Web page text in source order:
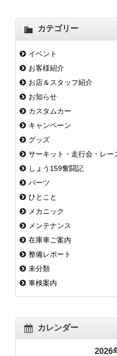
カテゴリー
イベント
お客様紹介
お店＆スタッフ紹介
お知らせ
カスタムカー
キャンペーン
グッズ
サーキット・走行会・レー
しょう159奮闘記
パーツ
ひとこと
メカニック
メンテナンス
在庫車ご案内
整備レポート
未分類
車検案内
カレンダー
2026